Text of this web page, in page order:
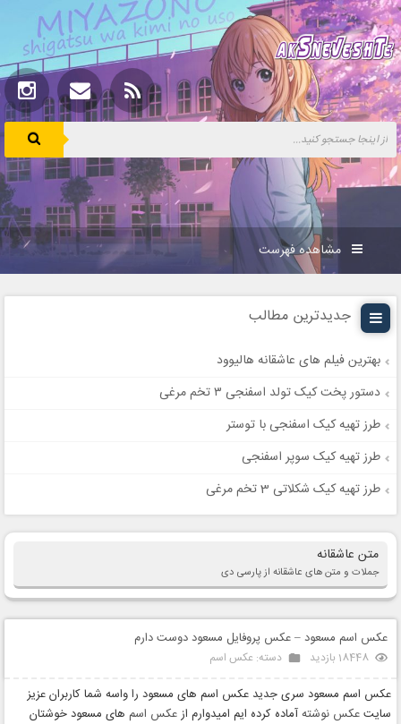
مشاهده فهرست
جدیدترین مطالب
بهترین فیلم های عاشقانه هالیوود
دستور پخت کیک تولد اسفنجی ۳ تخم مرغی
طرز تهیه کیک اسفنجی با توستر
طرز تهیه کیک سوپر اسفنجی
طرز تهیه کیک شکلاتی 3 تخم مرغی
متن عاشقانه
جملات و متن های عاشقانه از پارسی دی
عکس اسم مسعود – عکس پروفایل مسعود دوست دارم
18448 بازدید دسته: عکس اسم
عکس اسم مسعود سری جدید عکس اسم های مسعود را واسه شما کاربران عزیز
سایت عکس نوشته آماده کرده ایم امیدوارم از عکس اسم های مسعود خوشتان